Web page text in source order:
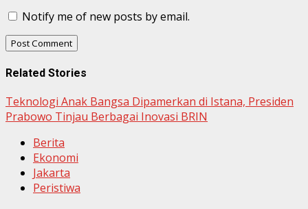
Notify me of new posts by email.
Related Stories
Teknologi Anak Bangsa Dipamerkan di Istana, Presiden
Prabowo Tinjau Berbagai Inovasi BRIN
Berita
Ekonomi
Jakarta
Peristiwa